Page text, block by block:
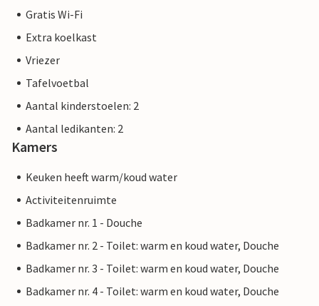
Gratis Wi-Fi
Extra koelkast
Vriezer
Tafelvoetbal
Aantal kinderstoelen: 2
Aantal ledikanten: 2
Kamers
Keuken heeft warm/koud water
Activiteitenruimte
Badkamer nr. 1 - Douche
Badkamer nr. 2 - Toilet: warm en koud water, Douche
Badkamer nr. 3 - Toilet: warm en koud water, Douche
Badkamer nr. 4 - Toilet: warm en koud water, Douche